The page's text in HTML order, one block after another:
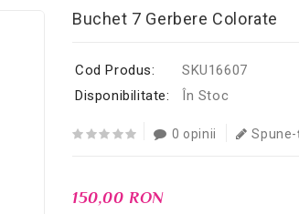
Buchet 7 Gerbere Colorate
Cod Produs:
SKU16607
Disponibilitate:
În Stoc
0 opinii
150,00 RON